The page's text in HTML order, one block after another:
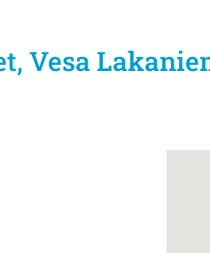
Vesa